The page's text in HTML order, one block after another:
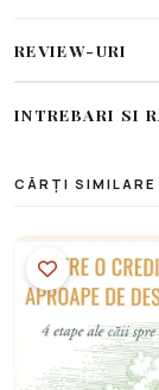
REVIEW-URI
INTREBARI SI
CĂRȚI SIMILARE